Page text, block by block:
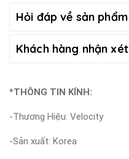
Hỏi đáp về sản phẩm
Khách hàng nhận xét
*THÔNG TIN KÍNH:
-Thương Hiệu: Velocity
-Sản xuất: Korea